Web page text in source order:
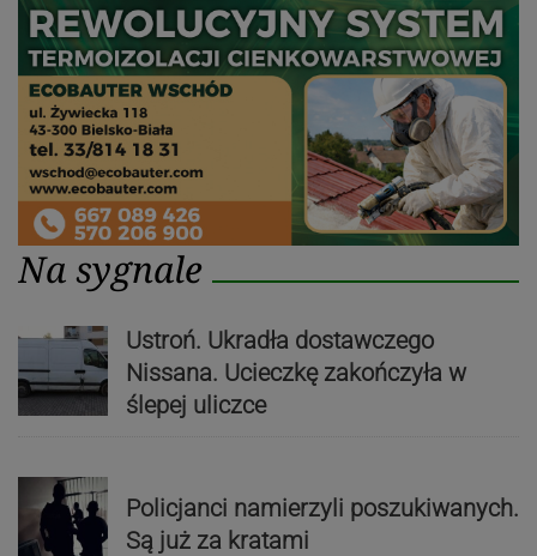
Na sygnale
Ustroń. Ukradła dostawczego
Nissana. Ucieczkę zakończyła w
ślepej uliczce
Policjanci namierzyli poszukiwanych.
Są już za kratami